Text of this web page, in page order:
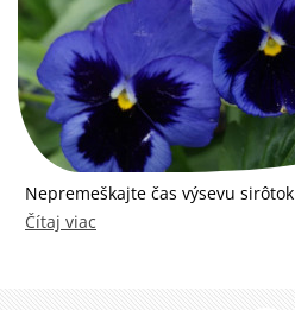
Nepremeškajte čas výsevu sirôtok
Čítaj viac